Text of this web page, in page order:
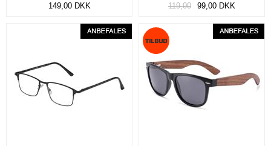
Polariserede linser. "Aktiv"
149,00 DKK 119,00 99,00 DKK